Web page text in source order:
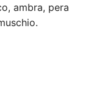
ambra, pera